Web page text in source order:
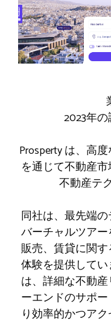
2023年
Prosperty は、高
を通じて不動産
不動産テ
同社は、最先端の
バーチャルツアー
販売、賃貸に関
体験を提供して
は、詳細な不動
ーエンドのサポ
り効率的かつア